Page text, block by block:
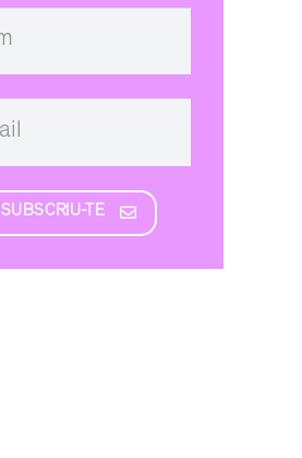
SUBSCRIU-TE